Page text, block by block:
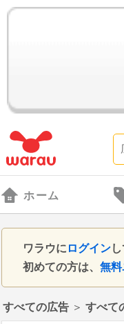
ホーム
ワラウに ログイン
初めての方は、 無
すべての広告 ＞ すべて